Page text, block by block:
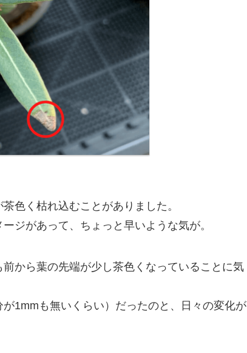
色く枯れ込むことがありました。
ジがあって、ちょっと早いような気が。
から葉の先端が少し茶色くなっていることに気
1mmも無いくらい）だったのと、日々の変化が